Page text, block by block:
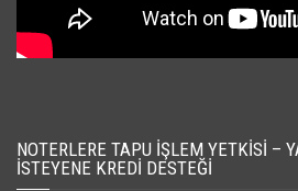
NOTERLERE TAPU İŞLEM YETKISI –
İSTEYENE KREDI DESTEĞI